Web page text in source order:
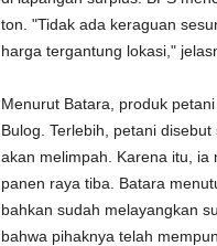
ton. "Tidak ada keraguan
harga tergantung lokasi,"
Menurut Batara, produk
Bulog. Terlebih, petani
akan melimpah. Karena itu,
panen raya tiba. Batara
bahkan sudah melayangkan
bahwa pihaknya telah